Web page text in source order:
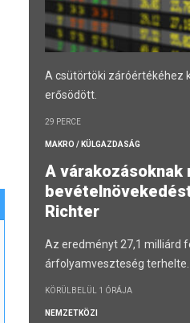
A csütörtöki záróértékéhez
erősödött.
29 PERCE
MAKRO / KÜLGAZDASÁG
A várakozásoknak
Richter
Az eredményt 27,1 milliárd
árfolyamveszteség terhelte.
KÖRÜLBELÜL 1 ÓRÁJA
NEMZETKÖZI